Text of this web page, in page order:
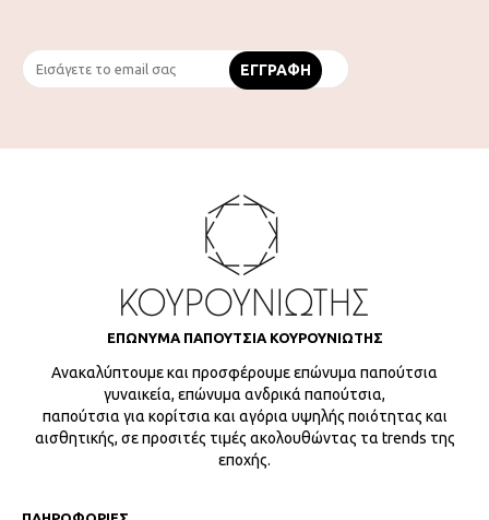
ΕΠΩΝΥΜΑ ΠΑΠΟΥΤΣΙΑ ΚΟΥΡΟΥΝΙΩΤΗΣ
Ανακαλύπτουμε και προσφέρουμε επώνυμα παπούτσια
γυναικεία, επώνυμα ανδρικά παπούτσια,
παπούτσια για κορίτσια και αγόρια υψηλής ποιότητας και
αισθητικής, σε προσιτές τιμές ακολουθώντας τα trends της
εποχής.